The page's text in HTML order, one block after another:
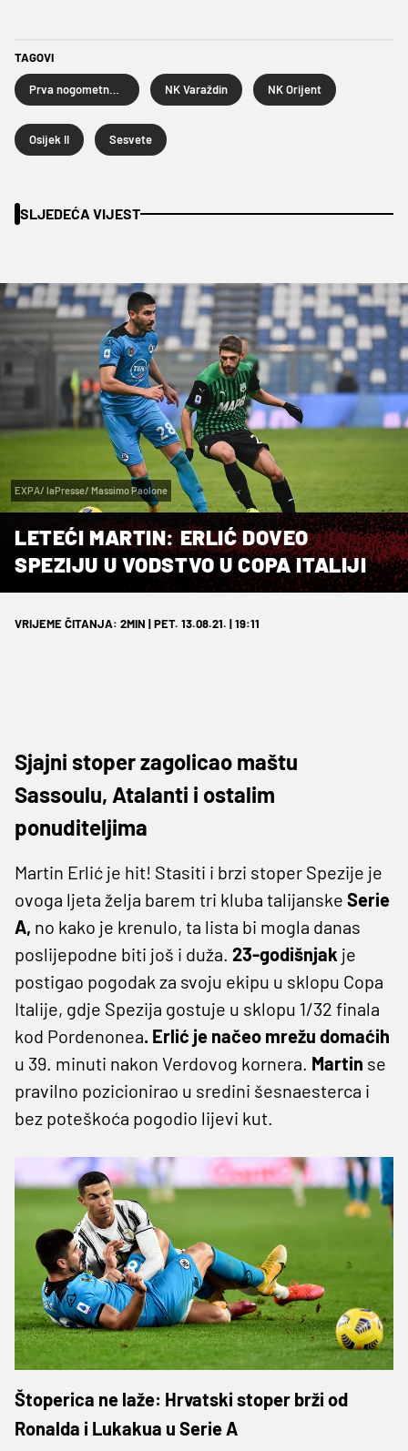
TAGOVI
NK Varaždin NK Orijent
Osijek II Sesvete
SLJEDEĆA VIJEST
EXPA/ laPresse/ Massimo Paolone
LETEĆI MARTIN: ERLIĆ DOVEO
SPEZIJU U VODSTVO U COPA ITALIJI
VRIJEME ČITANJA: 2MIN | PET. 13.08.21. | 19:11
Sjajni stoper zagolicao maštu
Sassoulu, Atalanti i ostalim
ponuditeljima
Martin Erlić je hit! Stasiti i brzi stoper Spezije je
ovoga ljeta želja barem tri kluba talijanske Serie
A, no kako je krenulo, ta lista bi mogla danas
poslijepodne biti još i duža. 23-godišnjak je
postigao pogodak za svoju ekipu u sklopu Copa
Italije, gdje Spezija gostuje u sklopu 1/32 finala
kod Pordenonea. Erlić je načeo mrežu domaćih
u 39. minuti nakon Verdovog kornera. Martin se
pravilno pozicionirao u sredini šesnaesterca i
bez poteškoća pogodio lijevi kut.
Štoperica ne laže: Hrvatski stoper brži od
Ronalda i Lukakua u Serie A